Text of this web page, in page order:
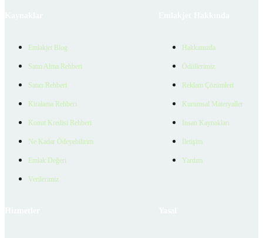
Emlakjet Blog
Satın Alma Rehberi
Satıcı Rehberi
Kiralama Rehberi
Konut Kredisi Rehberi
Ne Kadar Ödeyebilirim
Emlak Değeri
Verilerimiz
Hakkımızda
Ödüllerimiz
Reklam Çözümleri
Kurumsal Materyaller
İnsan Kaynakları
İletişim
Yardım